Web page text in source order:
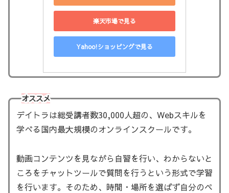
楽天市場で見る
Yahoo!ショッピングで見る
オススメ
デイトラは総受講者数30,000人超の、Webスキルを
学べる国内最大規模のオンラインスクールです。
動画コンテンツを見ながら自習を行い、わからないと
ころをチャットツールで質問を行うという形式で学習
を行います。そのため、時間・場所を選ばず自分のペ